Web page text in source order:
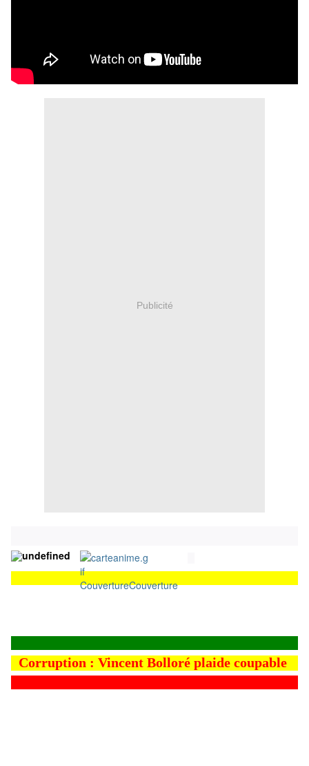
Publicité
CouvertureCouverture
Corruption : Vincent Bolloré plaide coupable